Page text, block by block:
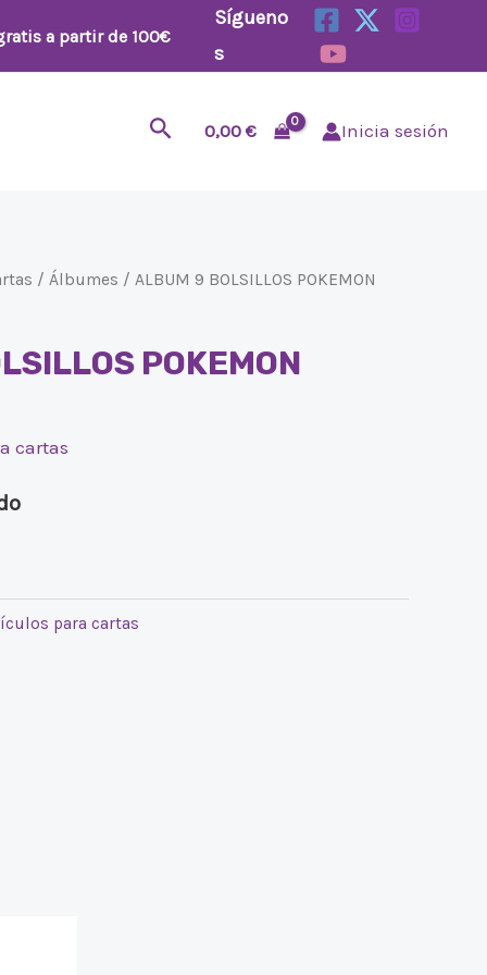
a partir de 100€
Sígueno
s
Buscar0,00 € Inicia sesión
/ Álbumes / ALBUM 9 BOLSILLOS POKEMON
POKEMON
cartas
para cartas